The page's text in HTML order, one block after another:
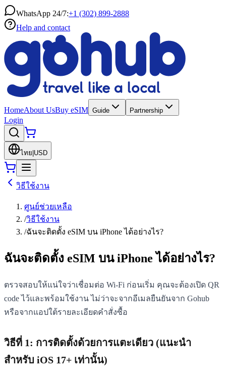
WhatsApp 24/7:+1 (302) 899-2888
Help and contact
HomeAbout UsBuy eSIM Guide Partnership
Login
ไทย USD
วิธีใช้งาน
ศูนย์ช่วยเหลือ
/วิธีใช้งาน
/ฉันจะติดตั้ง eSIM บน iPhone ได้อย่างไร?
ฉันจะติดตั้ง eSIM บน iPhone ได้อย่างไร?
ตรวจสอบให้แน่ใจว่าเชื่อมต่อ Wi-Fi ก่อนเริ่ม คุณจะต้องเปิด QR
code ไว้และพร้อมใช้งาน ไม่ว่าจะจากอีเมลยืนยันจาก Gohub
หรือจากแอปใต้รายละเอียดคำสั่งซื้อ
วิธีที่ 1: การติดตั้งด้วยการแตะเดียว (แนะนำ
สำหรับ iOS 17+ เท่านั้น)